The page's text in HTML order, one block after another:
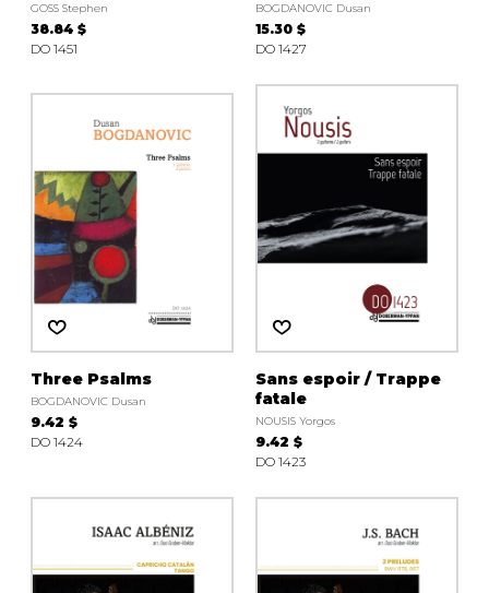
GOSS Stephen
38.84 $
DO 1451
BOGDANOVIC Dusan
15.30 $
DO 1427
Three Psalms
BOGDANOVIC Dusan
9.42 $
DO 1424
Sans espoir / Trappe
fatale
NOUSIS Yorgos
9.42 $
DO 1423